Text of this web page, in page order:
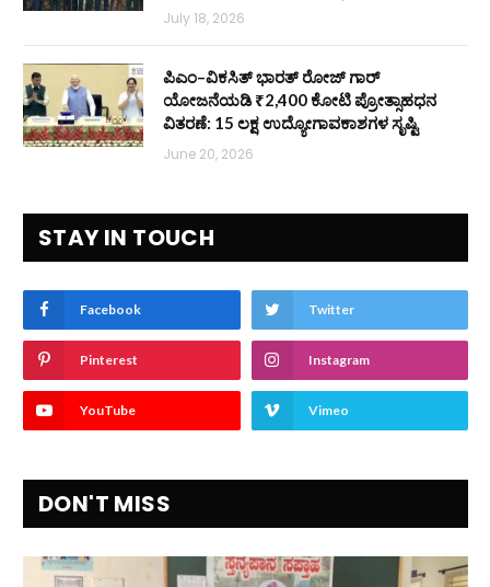
July 18, 2026
ಪಿಎಂ–ವಿಕಸಿತ್ ಭಾರತ್ ರೋಜ್‌ ಗಾರ್
ಯೋಜನೆಯಡಿ ₹2,400 ಕೋಟಿ ಪ್ರೋತ್ಸಾಹಧನ
ವಿತರಣೆ: 15 ಲಕ್ಷ ಉದ್ಯೋಗಾವಕಾಶಗಳ ಸೃಷ್ಟಿ
June 20, 2026
STAY IN TOUCH
Facebook Twitter
Pinterest Instagram
YouTube Vimeo
DON'T MISS